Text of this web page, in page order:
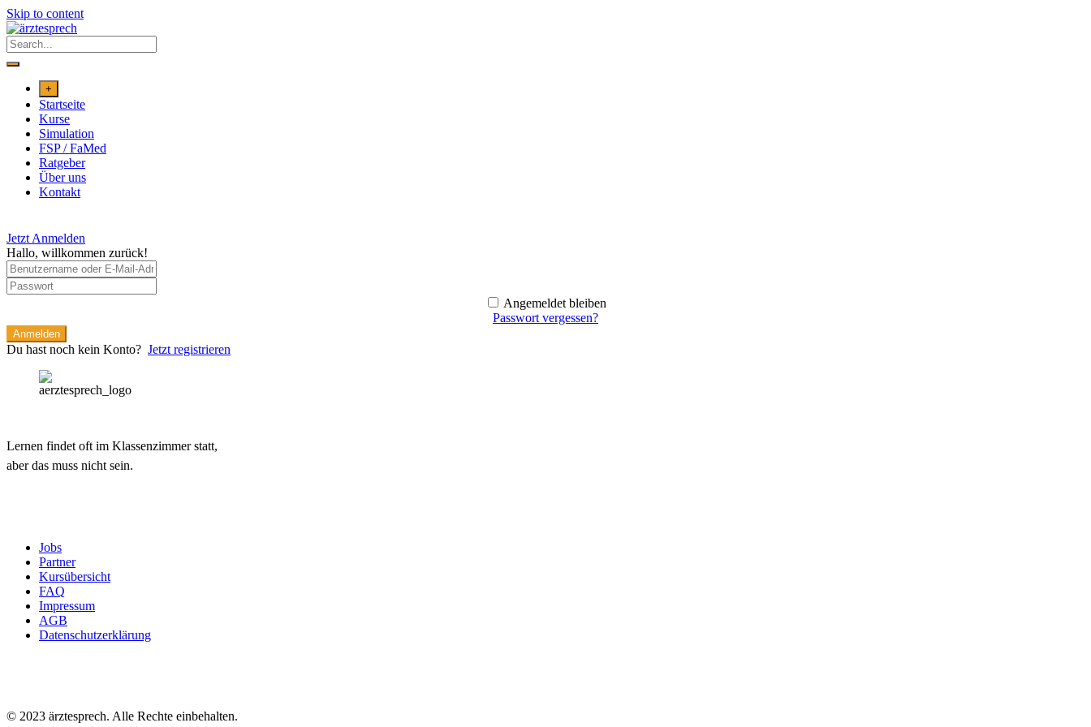
Skip to content
+
Startseite
Kurse
Simulation
FSP / FaMed
Ratgeber
Über uns
Kontakt
Jetzt Anmelden
Hallo, willkommen zurück!
Angemeldet bleiben
Passwort vergessen?
Anmelden
Du hast noch kein Konto? Jetzt registrieren
Lernen findet oft im Klassenzimmer statt,
aber das muss nicht sein.
Jobs
Partner
Kursübersicht
FAQ
Impressum
AGB
Datenschutzerklärung
© 2023 ärztesprech. Alle Rechte einbehalten.